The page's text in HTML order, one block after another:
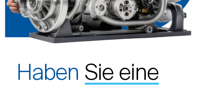
Haben Sie eine